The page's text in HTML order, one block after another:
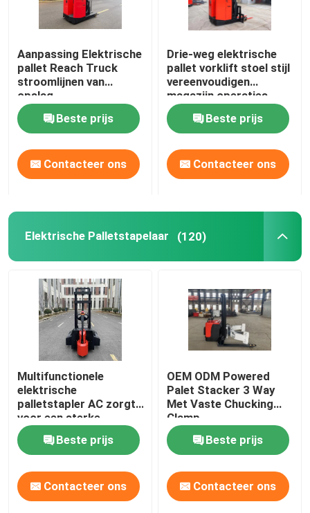
Doppelbreed heftruck
order pickingsvorkheftruck
Automatisch geleide AGV-voertuig
Elektrische heftruck voor tegenbalans
Aanpassing Elektrische
pallet Reach Truck
stroomlijnen van
opslag
Beste prijs
Contacteer ons
Drie-weg elektrische
pallet vorklift stoel stijl
vereenvoudigen
magazijn operaties
Beste prijs
Contacteer ons
Elektrische Palletstapelaar (120)
Multifunctionele
elektrische
palletstapler AC zorgt
voor een sterke
klimkracht
Beste prijs
Contacteer ons
OEM ODM Powered
Palet Stacker 3 Way
Met Vaste Chucking
Clamp
Beste prijs
Contacteer ons